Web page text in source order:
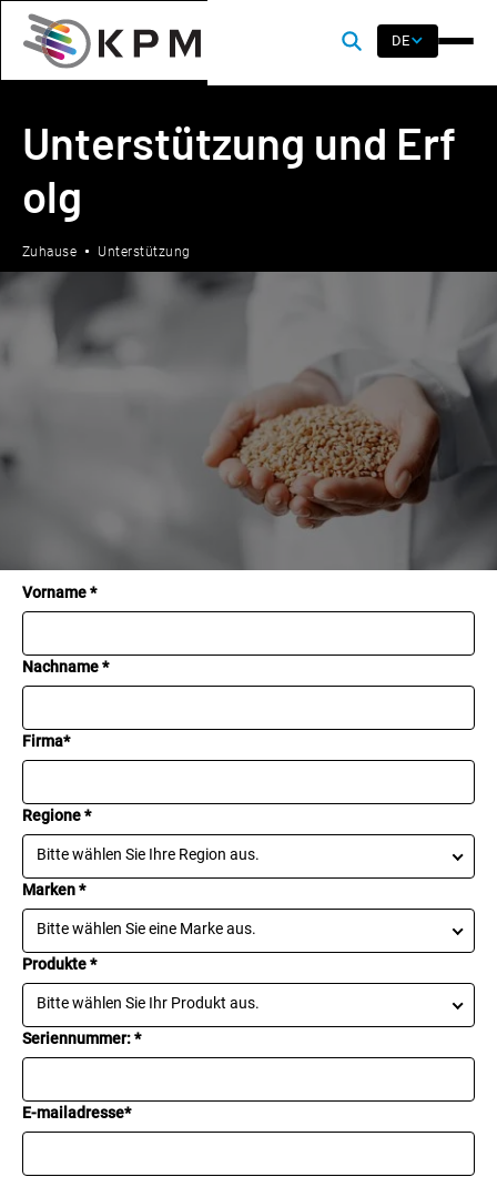
DE
Unterstützung und Erf
olg
Zuhause Unterstützung
Wenden Sie sich an den KPM-
Füllen Sie das unten stehende Formular aus und unser
Serviceteam wird sich in Kürze mit Ihnen in Verbindung
service@kpmanalytics.comor complete the form
Vorname *
Nachname *
Firma*
Regione *
Bitte wählen Sie Ihre Region aus.
Marken *
Bitte wählen Sie eine Marke aus.
Produkte *
Bitte wählen Sie Ihr Produkt aus.
Seriennummer: *
E-mailadresse*